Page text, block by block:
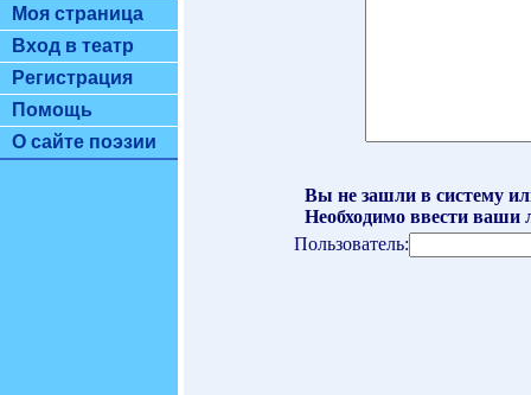
Моя страница
Вход в театр
Регистрация
Помощь
О сайте поэзии
Вы не зашли в систему
Необходимо ввести ваши
Пользователь: